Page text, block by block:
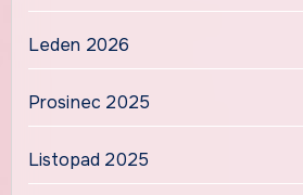
Leden 2026
Prosinec 2025
Listopad 2025